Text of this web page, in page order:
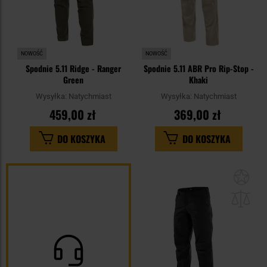
NOWOŚĆ
Spodnie 5.11 Ridge - Ranger
Green
Wysyłka: Natychmiast
459,00 zł
DO KOSZYKA
NOWOŚĆ
Spodnie 5.11 ABR Pro Rip-Stop -
Khaki
Wysyłka: Natychmiast
369,00 zł
DO KOSZYKA